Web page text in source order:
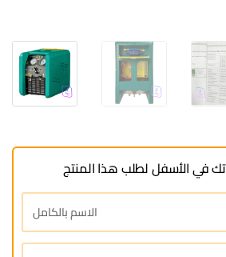
في الأسفل لطلب هذا المنتج